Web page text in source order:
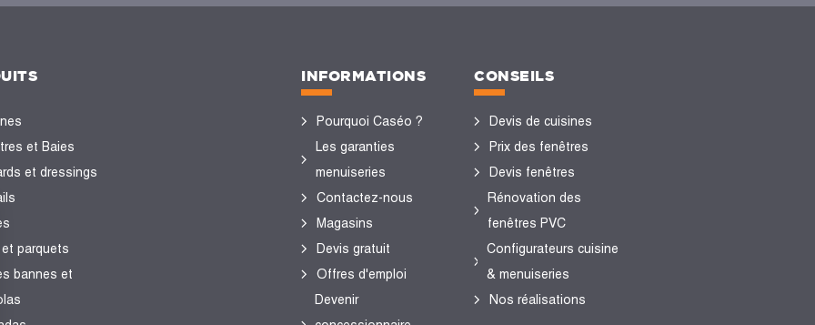
et Baies
et dressings
parquets
bannes et
INFORMATIONS
Pourquoi Caséo ?
Les garanties
menuiseries
Contactez-nous
Magasins
Devis gratuit
Offres d'emploi
Devenir
CONSEILS
Devis de cuisines
Prix des fenêtres
Devis fenêtres
Rénovation des
fenêtres PVC
Configurateurs cuisine
& menuiseries
Nos réalisations